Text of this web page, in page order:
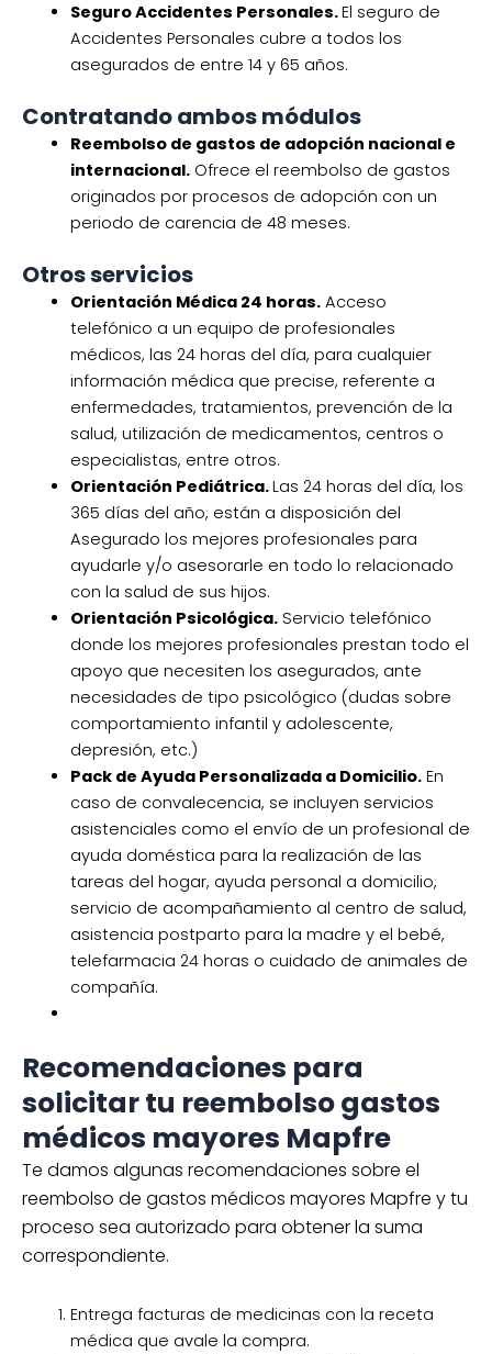
Seguro Accidentes Personales.El seguro de
Accidentes Personales cubre a todos los
asegurados de entre 14 y 65 años.
Contratando ambos módulos
Reembolso de gastos de adopción nacional e
internacional.Ofrece el reembolso de gastos
originados por procesos de adopción con un
periodo de carencia de 48 meses.
Otros servicios
Orientación Médica 24 horas.Acceso
telefónico a un equipo de profesionales
médicos, las 24 horas del día, para cualquier
información médica que precise, referente a
enfermedades, tratamientos, prevención de la
salud, utilización de medicamentos, centros o
especialistas, entre otros.
Orientación Pediátrica.Las 24 horas del día, los
365 días del año, están a disposición del
Asegurado los mejores profesionales para
ayudarle y/o asesorarle en todo lo relacionado
con la salud de sus hijos.
Orientación Psicológica.Servicio telefónico
donde los mejores profesionales prestan todo el
apoyo que necesiten los asegurados, ante
necesidades de tipo psicológico (dudas sobre
comportamiento infantil y adolescente,
depresión, etc.)
Pack de Ayuda Personalizada a Domicilio.En
caso de convalecencia, se incluyen servicios
asistenciales como el envío de un profesional de
ayuda doméstica para la realización de las
tareas del hogar, ayuda personal a domicilio,
servicio de acompañamiento al centro de salud,
asistencia postparto para la madre y el bebé,
telefarmacia 24 horas o cuidado de animales de
compañía.
Recomendaciones para
solicitar tu reembolso gastos
médicos mayores Mapfre
Te damos algunas recomendaciones sobre el
reembolso de gastos médicos mayores Mapfre y tu
proceso sea autorizado para obtener la suma
correspondiente.
Entrega facturas de medicinas con la receta
médica que avale la compra.